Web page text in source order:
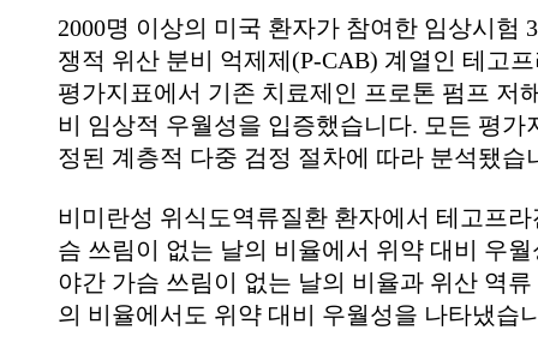
2000명 이상의 미국 환자가 참여한 임상시험
쟁적 위산 분비 억제제(P-CAB) 계열인 테고
평가지표에서 기존 치료제인 프로톤 펌프 저
비 임상적 우월성을 입증했습니다. 모든 평가
정된 계층적 다중 검정 절차에 따라 분석됐습
비미란성 위식도역류질환 환자에서 테고프
슴 쓰림이 없는 날의 비율에서 위약 대비 우
야간 가슴 쓰림이 없는 날의 비율과 위산 역
의 비율에서도 위약 대비 우월성을 나타냈습